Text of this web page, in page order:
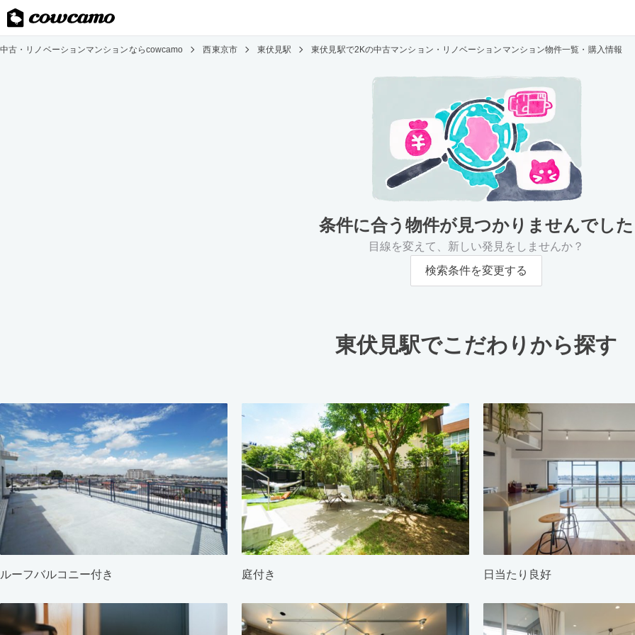
中古・リノベーションマンションならcowcamo 西東京市 東伏見駅 東伏見駅で2Kの中古マンション・リノベーションマンション物件一覧・購入情報
条件に合う物件が見つかりませんでした
目線を変えて、新しい発見をしませんか？
検索条件を変更する
東伏見駅でこだわりから探す
ルーフバルコニー付き 庭付き 日当たり良好